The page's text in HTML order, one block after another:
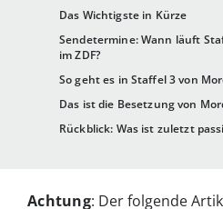
Das Wichtigste in Kürze
Sendetermine: Wann läuft
im ZDF?
So geht es in Staffel 3 von
Das ist die Besetzung von
Rückblick: Was ist zuletzt
Achtung: Der folgende